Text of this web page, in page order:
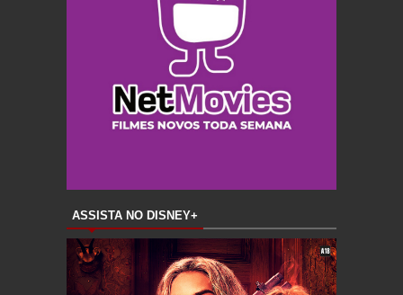
ASSISTA NO DISNEY+